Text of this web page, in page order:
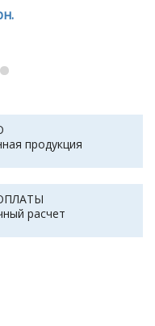
продукция
расчет